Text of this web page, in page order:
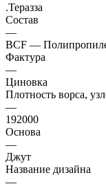
.Теразза
Состав
—
BCF —
Фактура
—
Циновка
Плотность ворса,
—
192000
Основа
—
Джут
Название дизайна
—